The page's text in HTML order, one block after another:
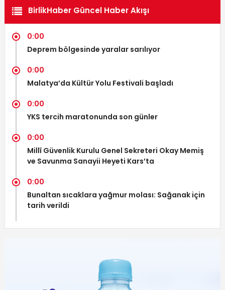
BirlikHaber Güncel Haber Akışı
0:00
Deprem bölgesinde yaralar sarılıyor
0:00
Malatya’da Kültür Yolu Festivali başladı
0:00
YKS tercih maratonunda son günler
0:00
Millî Güvenlik Kurulu Genel Sekreteri Okay Memiş
ve Savunma Sanayii Heyeti Kars’ta
0:00
Bunaltan sıcaklara yağmur molası: Sağanak için
tarih verildi